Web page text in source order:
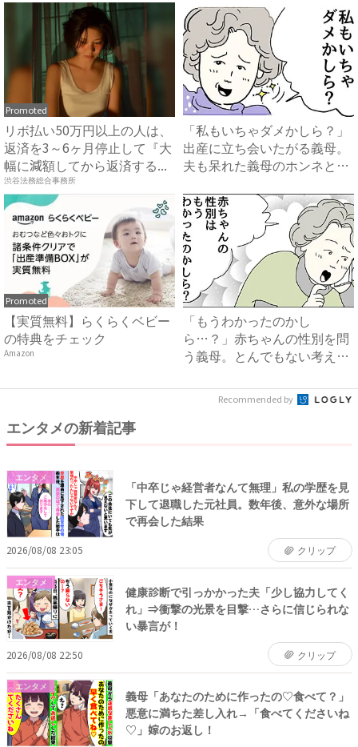
Promoted
リボ払い50万円以上の人は、
返済を3～6ヶ月停止して『大
幅に減額してから返済する...
渋谷法務総合事務所
「私もいちゃダメかしら？」
出産に立ち会いたがる義母。
夫も呆れた義母のホンネと
Promoted
【実質無料】らくらくベビー
の特典をチェック
Amazon
「もうわかったのかし
ら…？」赤ちゃんの性別を問
う義母。とんでもない考えが
Recommended by
エンタメの新着記事
エンタメ
「中卒じゃ経営者なんて無理」私の学歴を見
下して退職した元社員。数年後、意外な場所
で再会した結果
2026/08/08 23:05 クリップ
エンタメ
健康診断で引っかかった夫「少し協力してく
れ」⇒衝撃の光景を目撃…さらに信じられな
い暴言が！
2026/08/08 22:50 クリップ
エンタメ
義母「あなたのために作ったの♡食べて？」
悪意に満ちた差し入れ→「食べてくださいね
♡」嫁のお返し！